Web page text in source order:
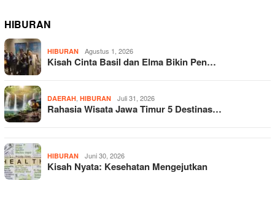
HIBURAN
HIBURAN Agustus 1, 2026
Kisah Cinta Basil dan Elma Bikin Pen…
DAERAH, HIBURAN Juli 31, 2026
Rahasia Wisata Jawa Timur 5 Destinas…
HIBURAN Juni 30, 2026
Kisah Nyata: Kesehatan Mengejutkan